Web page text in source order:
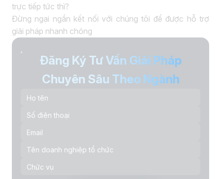
trực tiếp tức thì?
Đừng ngại ngần kết nối với chúng tôi để được hỗ trợ
giải pháp nhanh chóng
Đăng Ký Tư Vấn Giải Pháp
Chuyên Sâu Theo Ngành